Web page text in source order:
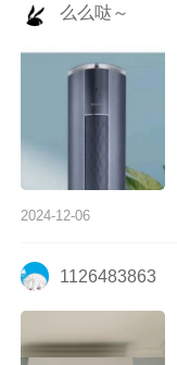
么么哒～
2024-12-06
1126483863